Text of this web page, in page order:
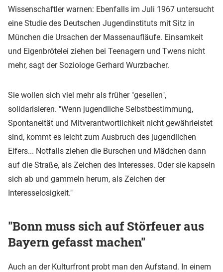
Wissenschaftler warnen: Ebenfalls im Juli 1967 untersucht
eine Studie des Deutschen Jugendinstituts mit Sitz in
München die Ursachen der Massenaufläufe. Einsamkeit
und Eigenbrötelei ziehen bei Teenagern und Twens nicht
mehr, sagt der Soziologe Gerhard Wurzbacher.
Sie wollen sich viel mehr als früher "gesellen",
solidarisieren. "Wenn jugendliche Selbstbestimmung,
Spontaneität und Mitverantwortlichkeit nicht gewährleistet
sind, kommt es leicht zum Ausbruch des jugendlichen
Eifers... Notfalls ziehen die Burschen und Mädchen dann
auf die Straße, als Zeichen des Interesses. Oder sie kapseln
sich ab und gammeln herum, als Zeichen der
Interesselosigkeit."
"Bonn muss sich auf Störfeuer aus
Bayern gefasst machen"
Auch an der Kulturfront probt man den Aufstand. In einem